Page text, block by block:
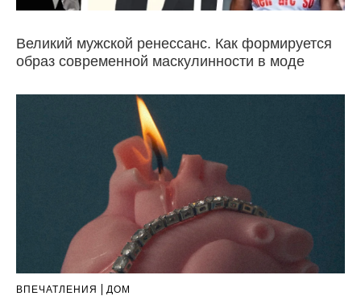
Великий мужской ренессанс. Как формируется
образ современной маскулинности в моде
ВПЕЧАТЛЕНИЯ ДОМ